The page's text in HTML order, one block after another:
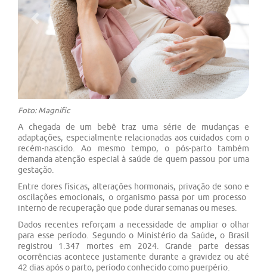
Previous Next
Foto: Magnific
A chegada de um bebê traz uma série de mudanças e
adaptações, especialmente relacionadas aos cuidados com o
recém-nascido. Ao mesmo tempo, o pós-parto também
demanda atenção especial à saúde de quem passou por uma
gestação​​.
Entre dores físicas, alterações hormonais, privação de sono e
oscilações emocionais, o ​​organismo​​​​ passa​ por um processo ​​
interno​​​​ de recuperação ​​que pode durar semanas ou meses​​​​​​.
Dados recentes reforçam a necessidade de ampliar o olhar
para ​​esse período​​​​​​. Segundo o Ministério da Saúde, o Brasil
registrou 1.347 mortes​ em 2024. Grande parte dessas
ocorrências acontece justamente durante a ​​gravidez ​​ou até
42 dias após o parto, período conhecido como puerpério.​​